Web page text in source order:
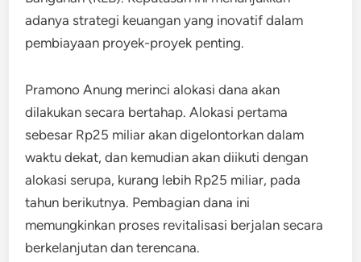
adanya strategi keuangan yang inovatif dalam
pembiayaan proyek-proyek penting.
Pramono Anung merinci alokasi dana akan
dilakukan secara bertahap. Alokasi pertama
sebesar Rp25 miliar akan digelontorkan dalam
waktu dekat, dan kemudian akan diikuti dengan
alokasi serupa, kurang lebih Rp25 miliar, pada
tahun berikutnya. Pembagian dana ini
memungkinkan proses revitalisasi berjalan secara
berkelanjutan dan terencana.